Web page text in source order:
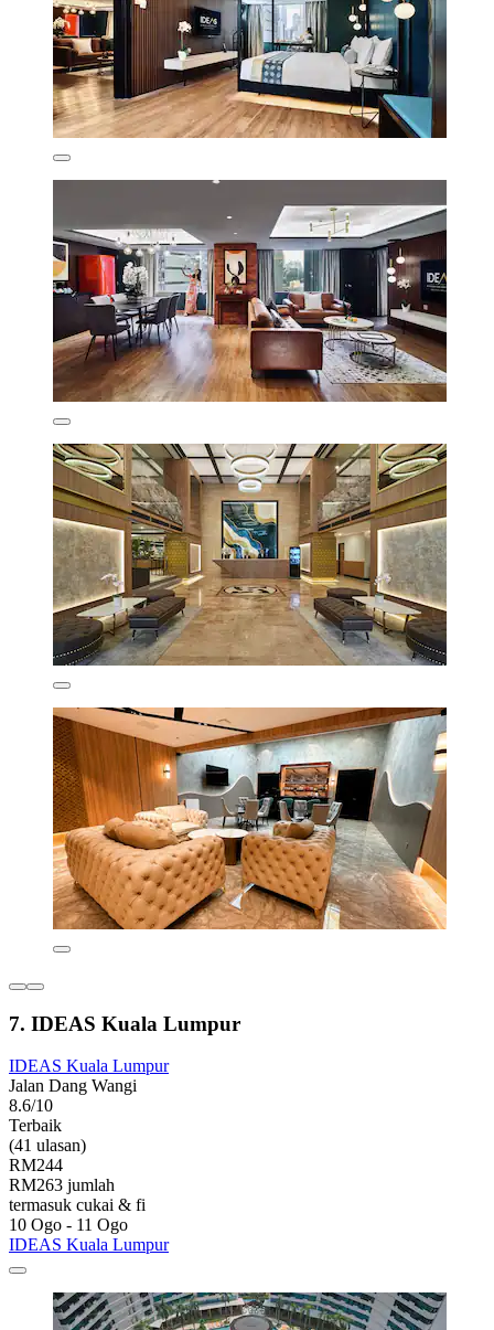
7. IDEAS Kuala Lumpur
IDEAS Kuala Lumpur
Jalan Dang Wangi
8.6/10
Terbaik
(41 ulasan)
RM244
RM263 jumlah
termasuk cukai & fi
10 Ogo - 11 Ogo
IDEAS Kuala Lumpur